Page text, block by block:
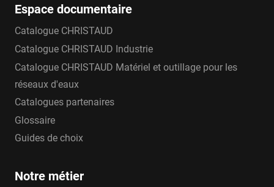
Espace documentaire
Catalogue CHRISTAUD
Catalogue CHRISTAUD Industrie
Catalogue CHRISTAUD Matériel et outillage pour les
réseaux d'eaux
Catalogues partenaires
Glossaire
Guides de choix
Notre métier